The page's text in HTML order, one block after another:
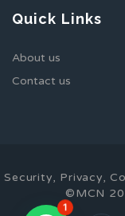
Quick Links
About us
Contact us
Security, Privacy,
©MCN
1